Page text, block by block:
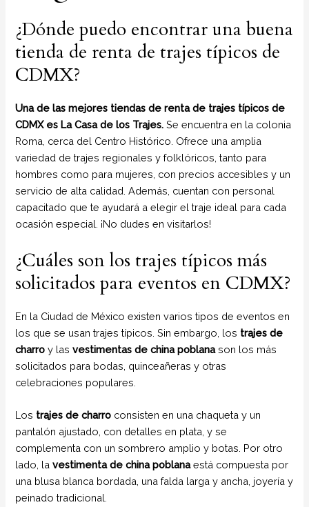
¿Dónde puedo encontrar una buena
tienda de renta de trajes típicos de
CDMX?
Una de las mejores tiendas de renta de trajes típicos de
CDMX es La Casa de los Trajes.Se encuentra en la colonia
Roma, cerca del Centro Histórico. Ofrece una amplia
variedad de trajes regionales y folklóricos, tanto para
hombres como para mujeres, con precios accesibles y un
servicio de alta calidad. Además, cuentan con personal
capacitado que te ayudará a elegir el traje ideal para cada
ocasión especial. ¡No dudes en visitarlos!
¿Cuáles son los trajes típicos más
solicitados para eventos en CDMX?
En la Ciudad de México existen varios tipos de eventos en
los que se usan trajes típicos. Sin embargo, los trajes de
charro y lasvestimentas de china poblanason los más
solicitados para bodas, quinceañeras y otras
celebraciones populares.
Los trajes de charro consisten en una chaqueta y un
pantalón ajustado, con detalles en plata, y se
complementa con un sombrero amplio y botas. Por otro
lado, lavestimenta de china poblanaestá compuesta por
una blusa blanca bordada, una falda larga y ancha, joyería y
peinado tradicional.